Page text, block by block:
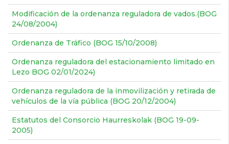
Modificación de la ordenanza reguladora de vados.(BOG
24/08/2004)
Ordenanza de Tráfico (BOG 15/10/2008)
Ordenanza reguladora del estacionamiento limitado en
Lezo BOG 02/01/2024)
Ordenanza reguladora de la inmovilización y retirada de
vehículos de la vía pública (BOG 20/12/2004)
Estatutos del Consorcio Haurreskolak (BOG 19-09-
2005)